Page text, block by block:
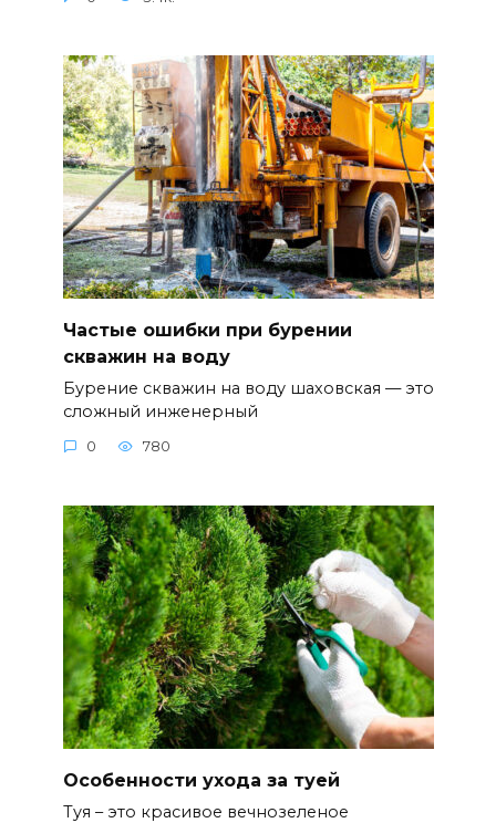
Частые ошибки при бурении
скважин на воду
Бурение скважин на воду шаховская — это
сложный инженерный
0 780
Особенности ухода за туей
Туя – это красивое вечнозеленое